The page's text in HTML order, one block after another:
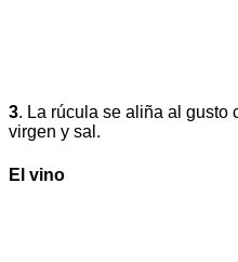
3. La rúcula se aliña al gusto
virgen y sal.
El vino